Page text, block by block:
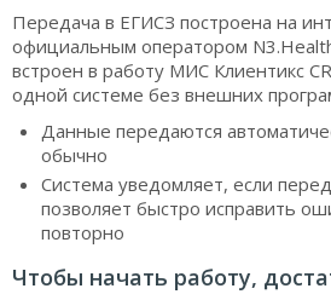
Передача в ЕГИСЗ построена на
официальным оператором
встроен в работу МИС Клиентикс
одной системе без внешних
Данные передаются
обычно
Система уведомляет, если
позволяет быстро исправить
повторно
Чтобы начать работу,